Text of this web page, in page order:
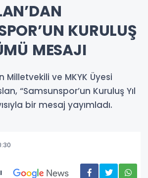
KURULUŞ
MESAJI
Milletvekili ve MKYK Üyesi
“Samsunspor’un Kuruluş Yıl
bir mesaj yayımladı.